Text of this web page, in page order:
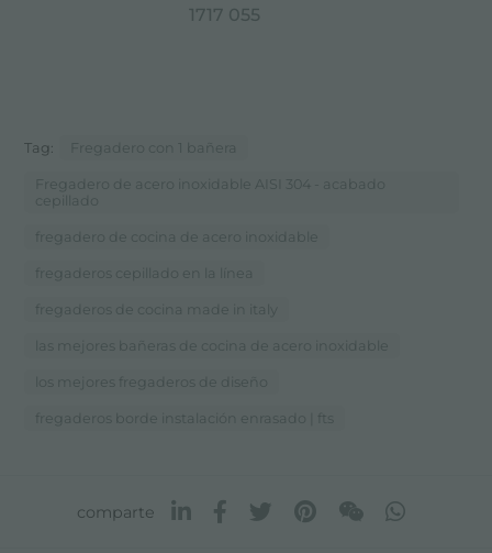
1717 055
Tag: Fregadero con 1 bañera
Fregadero de acero inoxidable AISI 304 - acabado
cepillado
fregadero de cocina de acero inoxidable
fregaderos cepillado en la línea
fregaderos de cocina made in italy
las mejores bañeras de cocina de acero inoxidable
los mejores fregaderos de diseño
fregaderos borde instalación enrasado | fts
comparte